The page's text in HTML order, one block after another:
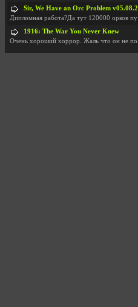
Sir, We Have an Orc Problem v05.08.2026
Дипломная работа?Да тут 120000 орков путь выбирают
1916: The War You Never Knew
Очень хороший хоррор. Жаль что он не получил должн